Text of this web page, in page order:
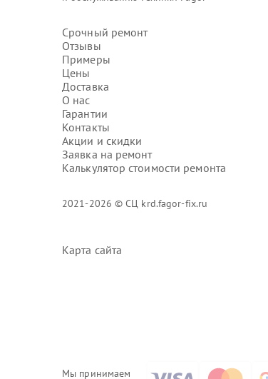
Срочный ремонт
Отзывы
Примеры
Цены
Доставка
О нас
Гарантии
Контакты
Акции и скидки
Заявка на ремонт
Калькулятор стоимости ремонта
2021-2026 © СЦ krd.fagor-fix.ru
Карта сайта
Мы принимаем